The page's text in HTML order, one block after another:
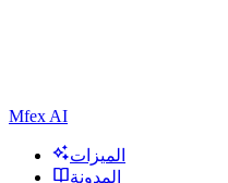
Mfex AI
الميزات
المدونة